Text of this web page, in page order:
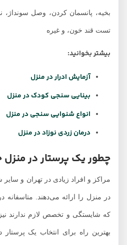
بخیه، پانسمان کردن، وصل سونداژ،
تست قند خون، و غیره
بیشتر بخوانید:
آزمایش ادرار در منزل
بینایی سنجی کودک در منزل
انواع شنوایی سنجی در منزل
درمان زردی نوزاد در منزل
چطور یک پرستار در منزل
مراکز و افراد زیادی در تهران و سایر
در منزل را ارائه می‌دهند. متاسفانه در
که شایستگی و تخصص لازم ندارند نیز
بهترین راه برای انتخاب یک پرستار